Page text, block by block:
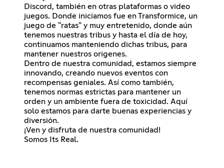
Discord, también en otras plataformas o video
juegos. Donde iniciamos fue en Transformice, un
juego de "ratas" y muy entretenido, donde aún
tenemos nuestras tribus y hasta el día de hoy,
continuamos manteniendo dichas tribus, para
mantener nuestros origenes.
Dentro de nuestra comunidad, estamos siempre
innovando, creando nuevos eventos con
recompensas geniales. Así como también,
tenemos normas estrictas para mantener un
orden y un ambiente fuera de toxicidad. Aquí
solo estamos para darte buenas experiencias y
diversión.
¡Ven y disfruta de nuestra comunidad!
Somos Its Real.